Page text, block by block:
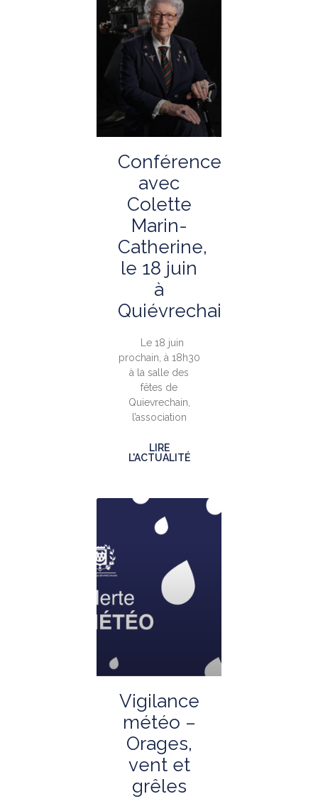
Conférence
avec
Colette
Marin-
Catherine,
le 18 juin
à
Quiévrechain
Le 18 juin
prochain, à 18h30
à la salle des
fêtes de
Quievrechain,
l’association
LIRE
L'ACTUALITÉ
Vigilance
météo –
Orages,
vent et
grêles